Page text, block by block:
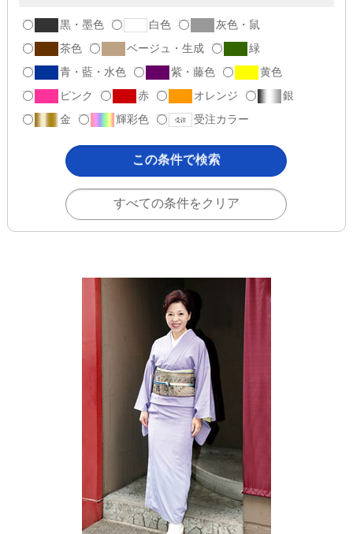
黒・墨色 白色
灰色・鼠
茶色
ベージュ・生成
緑
青・藍・水色
紫・藤色
黄色
ピンク
赤 オレンジ
銀
金
輝彩色 受注カラー